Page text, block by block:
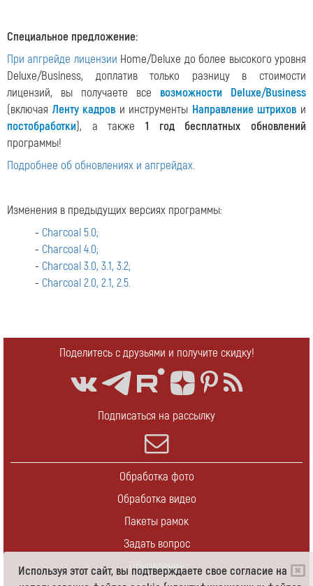
Используя этот сайт, вы подтверждаете свое согласие на
Специальное предложение:
При апгрейде лицензии Home/Deluxe до более высокого уровня
Deluxe/Business, доплатив только разницу в стоимости
лицензий, вы получаете все возможности Deluxe/Business
(включая Ленту кадров и инструменты Направление штрихов и
постобработки), а также 1 год бесплатных обновлений
программы!
Подробнее об обновлениях и апгрейдах.
Изменения в предыдущих версиях программы:
- Charcoal 5.0;
- Charcoal 4.0;
- Charcoal 3.0, 3.1, 3.2;
- Charcoal 2.0, 2.1, 2.5.
Поделитесь с друзьями и получите скидку!
Подписаться на рассылку
Обработка фото
Обработка видео
Пакеты рамок
Задать вопрос
Обновление